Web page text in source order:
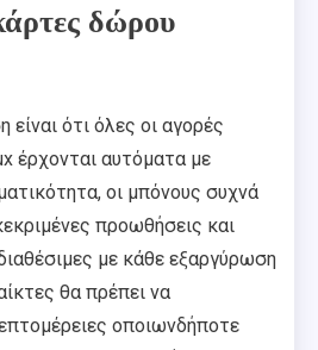
δώρου
είναι ότι όλες οι αγορές
έρχονται αυτόματα με
οι μπόνους συχνά
προωθήσεις και
με κάθε εξαργύρωση
θα πρέπει να
οποιωνδήποτε